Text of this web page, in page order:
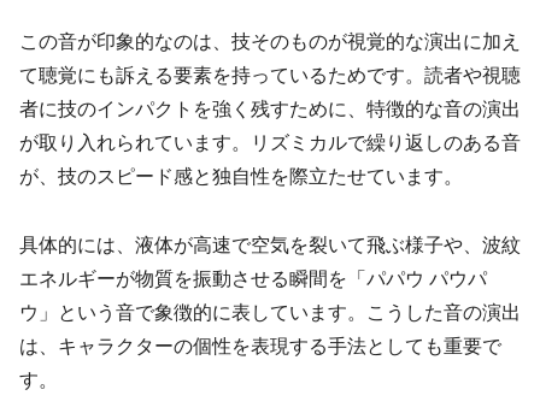
この音が印象的なのは、技そのものが視覚的な演出に加え
て聴覚にも訴える要素を持っているためです。読者や視聴
者に技のインパクトを強く残すために、特徴的な音の演出
が取り入れられています。リズミカルで繰り返しのある音
が、技のスピード感と独自性を際立たせています。
具体的には、液体が高速で空気を裂いて飛ぶ様子や、波紋
エネルギーが物質を振動させる瞬間を「パパウ パウパ
ウ」という音で象徴的に表しています。こうした音の演出
は、キャラクターの個性を表現する手法としても重要で
す。